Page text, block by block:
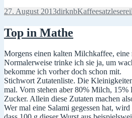
Veröffentlicht
27. August 2013Autor
dirknbKategorien
Kaffeesatzleserei
Top in Mathe
Morgens einen kalten Milchkaffee, eine
Normalerweise trinke ich sie ja, um
bekomme ich vorher doch schon mit.
Stichwort Zutatenliste. Die
mal. Vorn stehen aber 80% Milch, 15%
Zucker. Allein diese Zutaten machen
Wer mal eine Salami gegessen hat,